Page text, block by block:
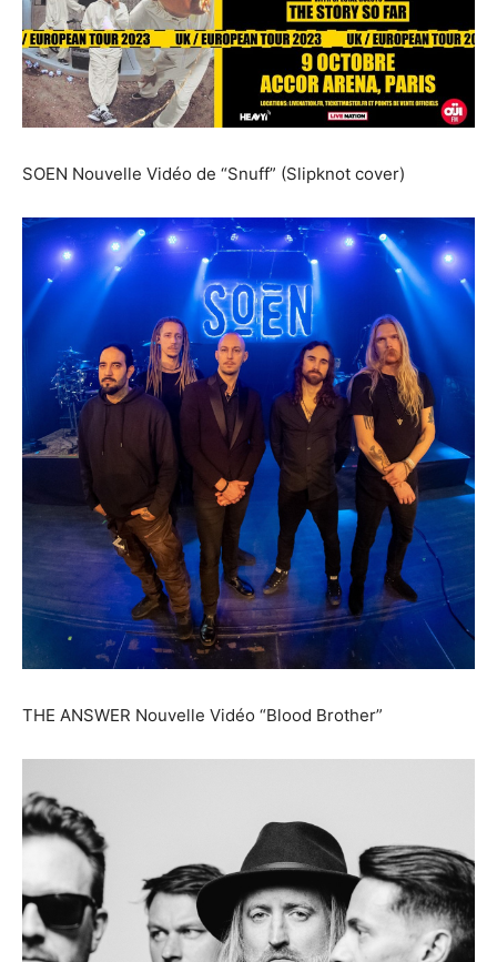
SOEN Nouvelle Vidéo de “Snuff” (Slipknot cover)
THE ANSWER Nouvelle Vidéo “Blood Brother”